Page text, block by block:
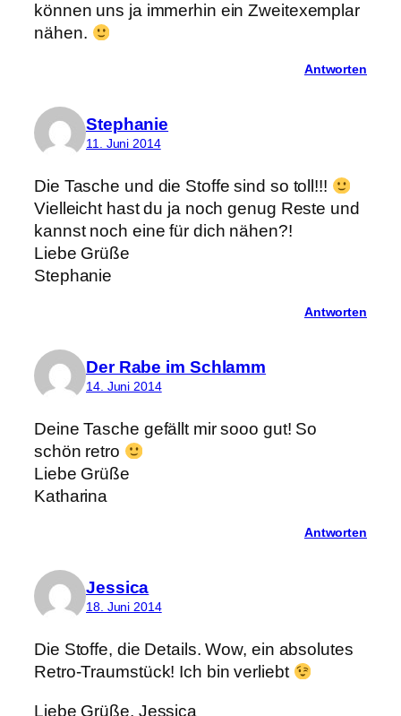
können uns ja immerhin ein Zweitexemplar
nähen.
Antworten
Stephanie
11. Juni 2014
Die Tasche und die Stoffe sind so toll!!!
Vielleicht hast du ja noch genug Reste und
kannst noch eine für dich nähen?!
Liebe Grüße
Stephanie
Antworten
Der Rabe im Schlamm
14. Juni 2014
Deine Tasche gefällt mir sooo gut! So
schön retro
Liebe Grüße
Katharina
Antworten
Jessica
18. Juni 2014
Die Stoffe, die Details. Wow, ein absolutes
Retro-Traumstück! Ich bin verliebt
Liebe Grüße, Jessica